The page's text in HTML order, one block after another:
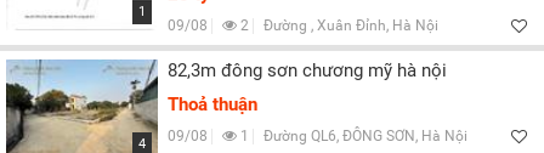
1
09/08 2 Đường , Xuân Đỉnh, Hà Nội
4
82,3m đông sơn chương mỹ hà nội
Thoả thuận
09/08 1 Đường QL6, ĐÔNG SƠN, Hà Nội